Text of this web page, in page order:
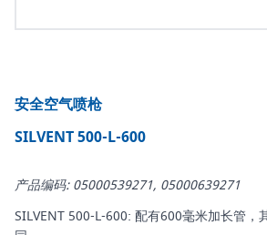
安全空气喷枪
SILVENT 500-L-600
产品编码: 05000539271, 05000639271
SILVENT 500-L-600: 配有600毫米加长管，